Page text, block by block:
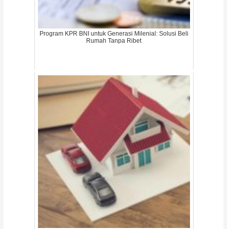
Program KPR BNI untuk Generasi Milenial: Solusi Beli
Rumah Tanpa Ribet